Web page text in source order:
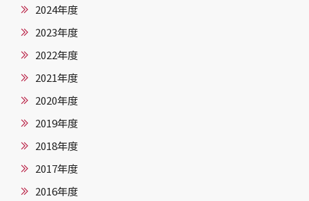
2024年度
2023年度
2022年度
2021年度
2020年度
2019年度
2018年度
2017年度
2016年度